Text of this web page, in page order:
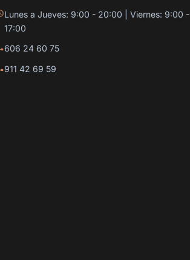
Lunes a Jueves: 9:00 - 20:00 | Viernes: 9:00 -
17:00
606 24 60 75
911 42 69 59